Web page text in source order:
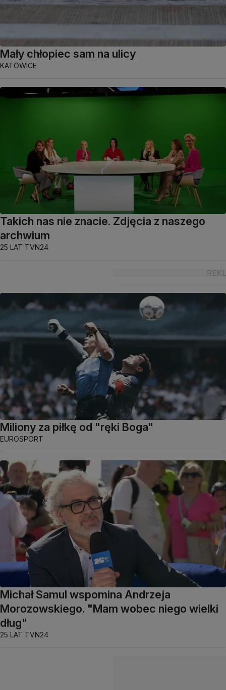
Mały chłopiec sam na ulicy
KATOWICE
Takich nas nie znacie. Zdjęcia z naszego
archwium
25 LAT TVN24
Miliony za piłkę od "ręki Boga"
EUROSPORT
Michał Samul wspomina Andrzeja
Morozowskiego. "Mam wobec niego wielki
dług"
25 LAT TVN24